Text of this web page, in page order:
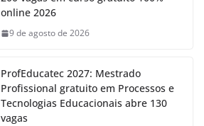
online 2026
9 de agosto de 2026
ProfEducatec 2027: Mestrado
Profissional gratuito em Processos e
Tecnologias Educacionais abre 130
vagas